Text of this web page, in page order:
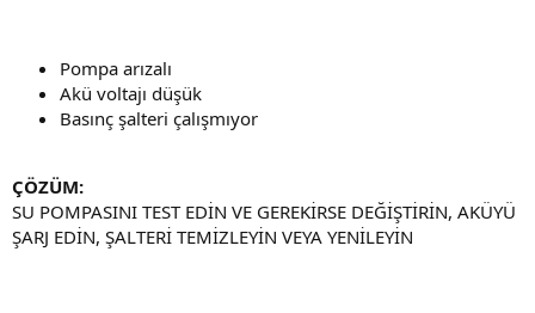
Pompa arızalı
Akü voltajı düşük
Basınç şalteri çalışmıyor
ÇÖZÜM:
SU POMPASINI TEST EDİN VE GEREKİRSE DEĞİŞTİRİN, AKÜYÜ
ŞARJ EDİN, ŞALTERİ TEMİZLEYİN VEYA YENİLEYİN